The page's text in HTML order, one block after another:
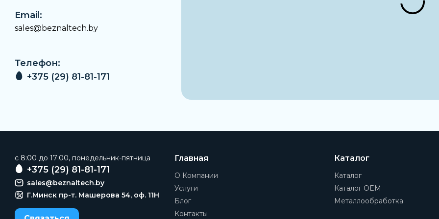
Монтажные отверстия
Вес
Фильтрующий
Материал стакана
Материал мембраны
NBR (Бутадиен-
Email:
sales@beznaltech.by
Телефон:
+375 (29) 81-81-171
c 8:00 до 17:00, понедельник-пятница
+375 (29) 81-81-171
sales@beznaltech.by
Г.Минск пр-т. Машерова 54, оф. 11H
Главная
О Компании
Услуги
Блог
Контакты
Каталог
Каталог
Каталог OEM
Металлообработка